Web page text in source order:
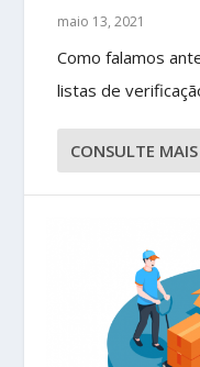
maio 13, 2021
Como falamos
listas de
CONSULTE